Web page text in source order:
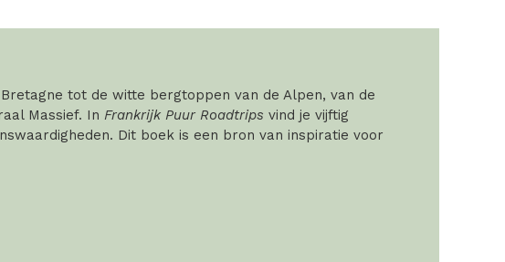
tot de witte bergtoppen van de Alpen, van de
Massief. In Frankrijk Puur Roadtrips vind je vijftig
Dit boek is een bron van inspiratie voor